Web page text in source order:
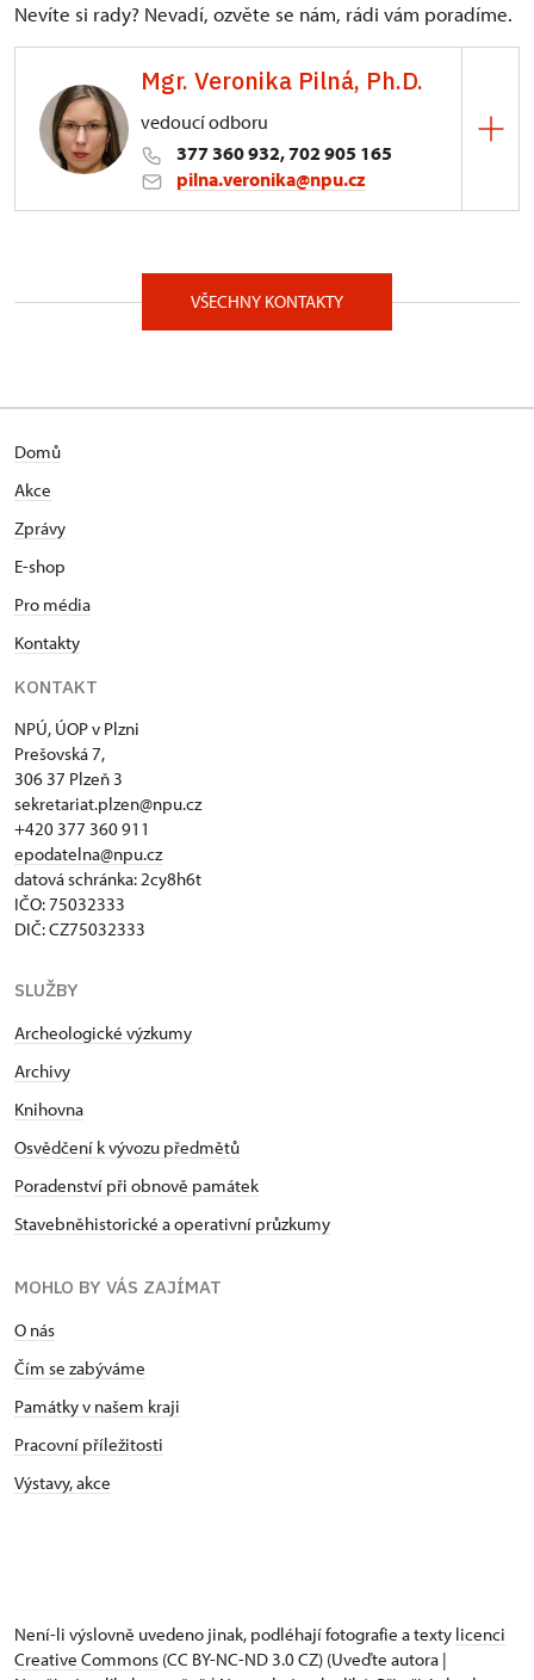
Nevíte si rady? Nevadí, ozvěte se nám, rádi vám poradíme.
Mgr. Veronika Pilná, Ph.D.
vedoucí odboru
377 360 932, 702 905 165
pilna.veronika@npu.cz
Prešovská 171/7, Plzeň 30100
specializuje na hmotnou kulturu a dějiny
každodennosti. V oboru svého odborného zájmu
VŠECHNY KONTAKTY
Domů
Akce
Zprávy
E-shop
Pro média
Kontakty
KONTAKT
NPÚ, ÚOP v Plzni
Prešovská 7,
306 37 Plzeň 3
sekretariat.plzen@npu.cz
+420 377 360 911
epodatelna@npu.cz
datová schránka: 2cy8h6t​
IČO: 75032333
DIČ: CZ75032333
SLUŽBY
Archeologické výzkumy
Archivy
Knihovna
Osvědčení k vývozu předmětů
Poradenství při obnově památek
Stavebněhistorické a operativní průzkumy
MOHLO BY VÁS ZAJÍMAT
O nás
Čím se zabýváme
Památky v našem kraji
Pracovní příležitosti
Výstavy, akce
Není-li výslovně uvedeno jinak, podléhají fotografie a texty licenci
Creative Commons (CC BY-NC-ND 3.0 CZ) (Uveďte autora |